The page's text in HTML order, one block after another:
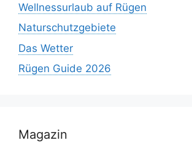
Wellnessurlaub auf Rügen
Naturschutzgebiete
Das Wetter
Rügen Guide 2026
Magazin